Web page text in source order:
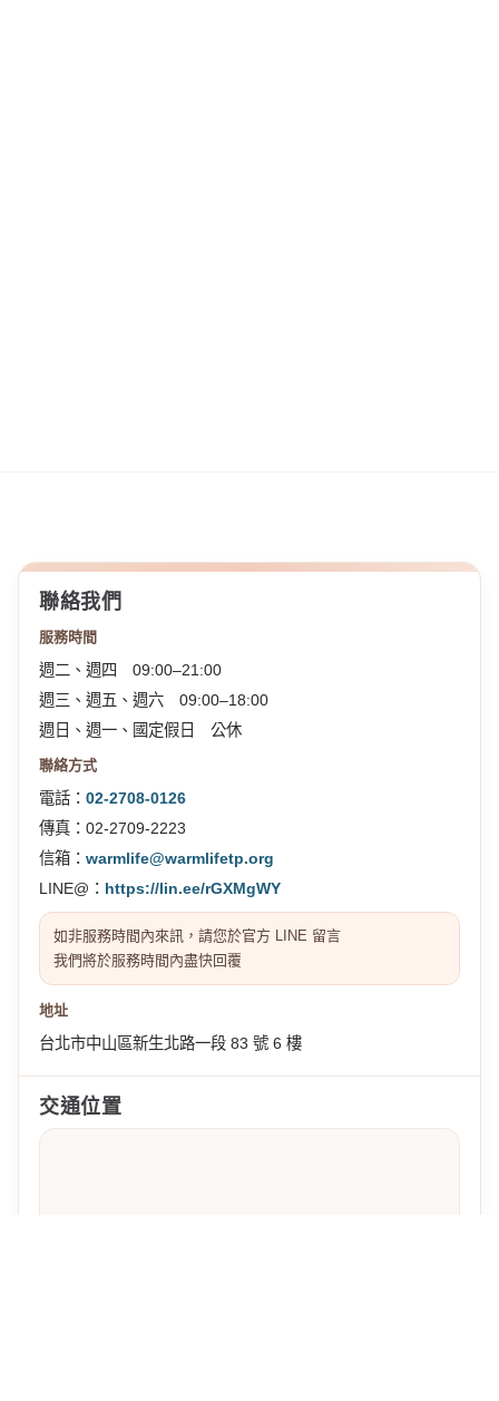
聯絡我們
服務時間
週二、週四 09:00–21:00
週三、週五、週六 09:00–18:00
週日、週一、國定假日 公休
聯絡方式
電話： 02-2708-0126
傳真：02-2709-2223
信箱： warmlife@warmlifetp.org
LINE@： https://lin.ee/rGXMgWY
如非服務時間內來訊，請您於官方 LINE 留言
我們將於服務時間內盡快回覆
地址
台北市中山區新生北路一段 83 號 6 樓
交通位置